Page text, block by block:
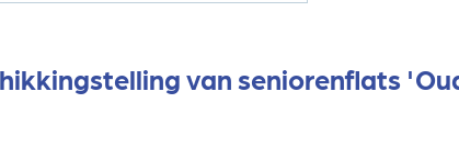
van seniorenflats